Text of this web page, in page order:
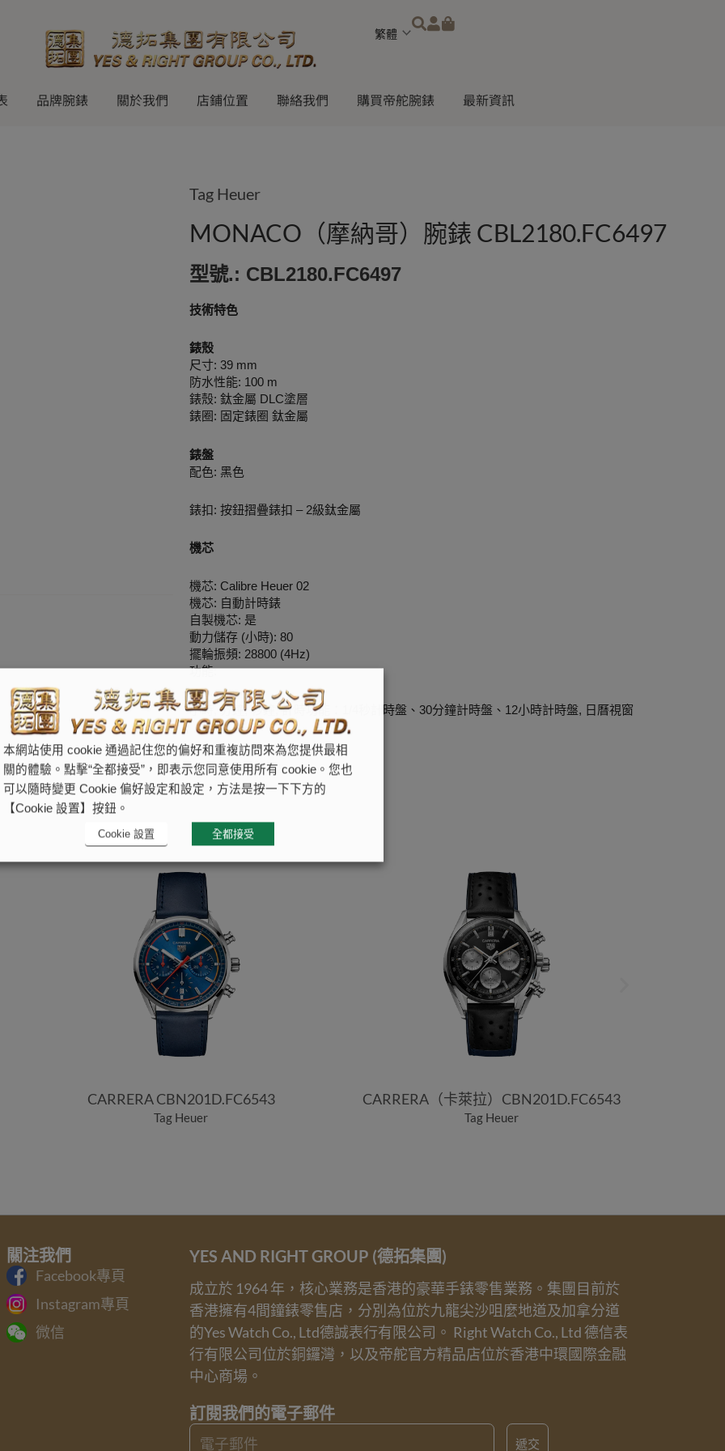
品牌腕錶 關於我們 店鋪位置 聯絡我們 購買帝舵腕錶 最新資訊
Tag Heuer
MONACO（摩納哥）腕錶 CBL2180.FC6497
型號.: CBL2180.FC6497
技術特色
錶殼
尺寸: 39 mm
防水性能: 100 m
錶殼: 鈦金屬 DLC塗層
錶圈: 固定錶圈 鈦金屬
錶盤
配色: 黑色
錶扣: 按鈕摺疊錶扣 – 2級鈦金屬
機芯
機芯: Calibre Heuer 02
機芯: 自動計時錶
自製機芯: 是
動力儲存 (小時): 80
擺輪振頻: 28800 (4Hz)
功能:
小時, 分鐘, 秒鐘, 計時功能：1/4秒計時盤、30分鐘計時盤、12小時計時盤, 日曆視窗
CARRERA CBN201D.FC6543
Tag Heuer
CARRERA（卡萊拉）CBN201D.FC6543
Tag Heuer
關注我們
Facebook專頁
Instagram專頁
微信
YES AND RIGHT GROUP (德拓集團)
成立於 1964 年，核心業務是香港的豪華手錶零售業務。集團目前於
香港擁有4間鐘錶零售店，分別為位於九龍尖沙咀麼地道及加拿分道
的Yes Watch Co., Ltd德誠表行有限公司。 Right Watch Co., Ltd 德信表
行有限公司位於銅鑼灣，以及帝舵官方精品店位於香港中環國際金融
中心商場。
訂閱我們的電子郵件
Email 遞交
本網站使用 cookie 通過記住您的偏好和重複訪問來為您提供最相
關的體驗。點擊“全都接受”，即表示您同意使用所有 cookie。您也
可以隨時變更 Cookie 偏好設定和設定，方法是按一下下方的
【Cookie 設置】按鈕。
Cookie 設置 全都接受